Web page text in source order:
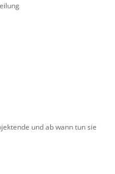
und ab wann tun sie